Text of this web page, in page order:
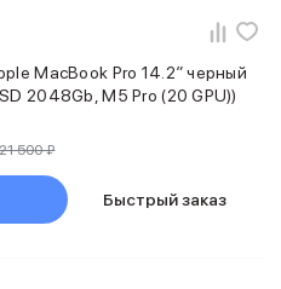
системы
MacBook Pro 14.2″ черный
2048Gb, M5 Pro (20 GPU))
500 ₽
Быстрый заказ